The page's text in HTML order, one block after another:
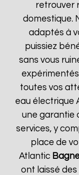
retrouver
domestique.
adaptés à
puissiez
sans vous
toutes vos
eau électrique
une garantie
services, y
place de
Atlantic
ont laissé des